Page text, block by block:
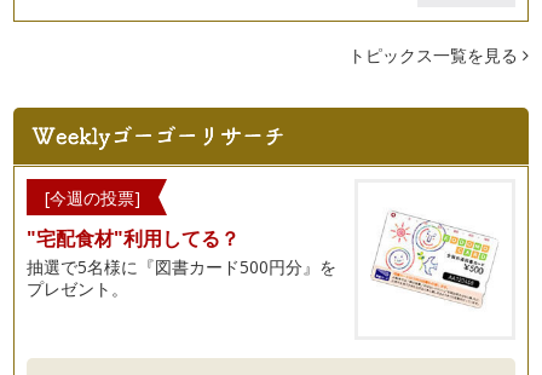
トピックス一覧を見る
[今週の投票]
"宅配食材"利用してる？
抽選で5名様に『図書カード500円分』を
プレゼント。